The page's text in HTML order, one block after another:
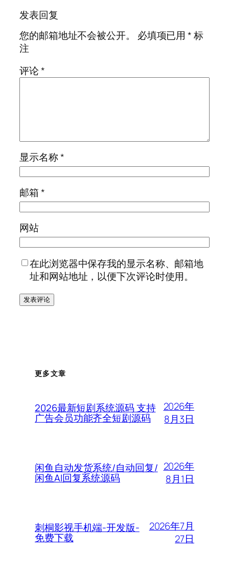
发表回复
您的邮箱地址不会被公开。
必填项已用*标
注
评论*
显示名称*
邮箱*
网站
在此浏览器中保存我的显示名称、邮箱地
址和网站地址，以便下次评论时使用。
更多文章
2026最新短剧系统源码 支持
广告会员功能齐全短剧源码
2026年
8月3日
闲鱼自动发货系统/自动回复/
闲鱼AI回复系统源码
2026年
8月1日
刺桐影视手机端-开发版-
免费下载
2026年7月
27日